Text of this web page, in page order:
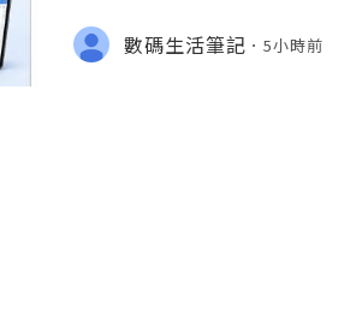
PDF。 如果每種文件都要使用不
少人會接觸 WPS Offic
數碼生活筆記 5小時前